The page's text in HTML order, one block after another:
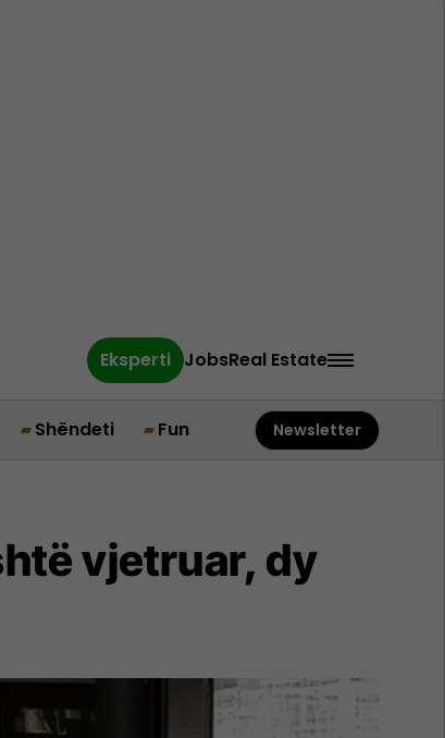
Eksperti JobsReal Estate
Shëndeti Fun Newsletter
vjetruar, dy